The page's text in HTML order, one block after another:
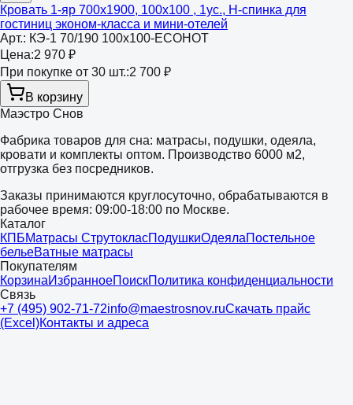
Кровать 1-яр 700х1900, 100х100 , 1ус., Н-спинка для
гостиниц эконом-класса и мини-отелей
Арт.: КЭ-1 70/190 100х100-ECOHOT
Цена:2 970 ₽
При покупке от 30 шт.:2 700 ₽
В корзину
Маэстро Снов
Фабрика товаров для сна: матрасы, подушки, одеяла,
кровати и комплекты оптом. Производство 6000 м2,
отгрузка без посредников.
Заказы принимаются круглосуточно, обрабатываются в
рабочее время: 09:00-18:00 по Москве.
Каталог
КПБМатрасы СтрутокласПодушкиОдеялаПостельное
бельеВатные матрасы
Покупателям
КорзинаИзбранноеПоискПолитика конфиденциальности
Связь
+7 (495) 902-71-72info@maestrosnov.ruСкачать прайс
(Excel)Контакты и адреса